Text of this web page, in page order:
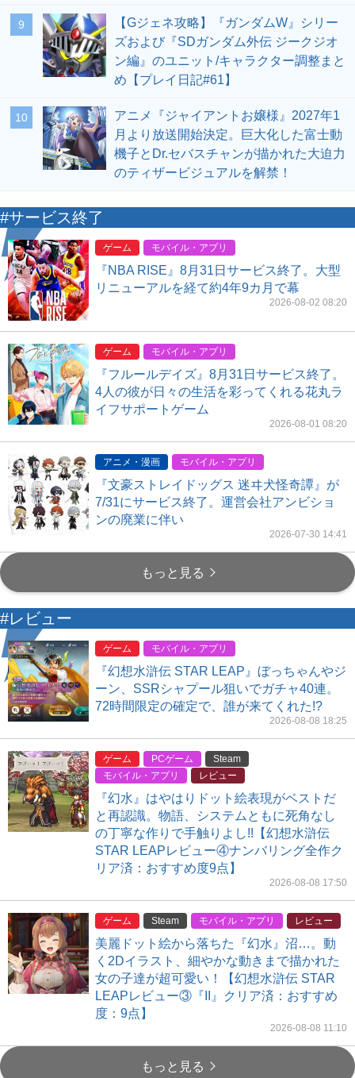
9
【Gジェネ攻略】『ガンダムW』シリー
ズおよび『SDガンダム外伝 ジークジオ
ン編』のユニット/キャラクター調整まと
め【プレイ日記#61】
10
アニメ『ジャイアントお嬢様』2027年1
月より放送開始決定。巨大化した富士動
機子とDr.セバスチャンが描かれた大迫力
のティザービジュアルを解禁！
#サービス終了
ゲーム モバイル・アプリ
『NBA RISE』8月31日サービス終了。大型
リニューアルを経て約4年9カ月で幕
2026-08-02 08:20
ゲーム モバイル・アプリ
『フルールデイズ』8月31日サービス終了。
4人の彼が日々の生活を彩ってくれる花丸ラ
イフサポートゲーム
2026-08-01 08:20
アニメ・漫画 モバイル・アプリ
『文豪ストレイドッグス 迷ヰ犬怪奇譚』が
7/31にサービス終了。運営会社アンビショ
ンの廃業に伴い
2026-07-30 14:41
もっと見る
#レビュー
ゲーム モバイル・アプリ
『幻想水滸伝 STAR LEAP』ぼっちゃんやジ
ーン、SSRシャプール狙いでガチャ40連。
72時間限定の確定で、誰が来てくれた!?
2026-08-08 18:25
ゲーム PCゲーム
Steam
モバイル・アプリ
レビュー
『幻水』はやはりドット絵表現がベストだ
と再認識。物語、システムともに死角なし
の丁寧な作りで手触りよし!!【幻想水滸伝
STAR LEAPレビュー④ナンバリング全作ク
リア済：おすすめ度9点】
2026-08-08 17:50
ゲーム Steam モバイル・アプリ レビュー
美麗ドット絵から落ちた『幻水』沼…。動
く2Dイラスト、細やかな動きまで描かれた
女の子達が超可愛い！【幻想水滸伝 STAR
LEAPレビュー③『II』クリア済：おすすめ
度：9点】
2026-08-08 11:10
もっと見る